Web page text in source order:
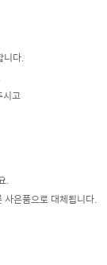
니다.
시고
.
사은품으로 대체됩니다.